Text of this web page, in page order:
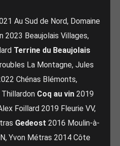
Au Sud de Nord, Domaine
2023 Beaujolais Villages,
Terrine du Beaujolais
La Montagne, Jules
Chénas Blémonts,
Thillardon Coq au vin 2019
Foillard 2019 Fleurie VV,
Gedeost 2016 Moulin-à-
Yvon Métras 2014 Côte